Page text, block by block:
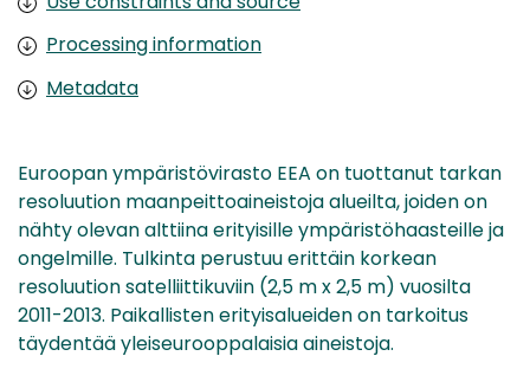
Processing information
Metadata
Euroopan ympäristövirasto EEA on tuottanut tarkan
resoluution maanpeittoaineistoja alueilta, joiden on
nähty olevan alttiina erityisille ympäristöhaasteille ja
ongelmille. Tulkinta perustuu erittäin korkean
resoluution satelliittikuviin (2,5 m x 2,5 m) vuosilta
2011-2013. Paikallisten erityisalueiden on tarkoitus
täydentää yleiseurooppalaisia aineistoja.